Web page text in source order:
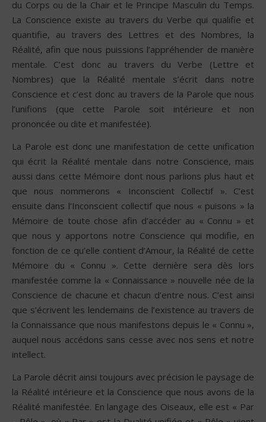
du Corps ou de la Chair et le Principe Masculin du Temps.
La Conscience existe au travers du Verbe qui qualifie et
quantifie, au travers des Lettres et des Nombres, la
Réalité, afin que nous puissions l’appréhender de manière
mentale. C’est donc au travers du Verbe (Lettre et
Nombres) que la Réalité mentale s’écrit dans notre
Conscience et c’est donc au travers de la Parole que nous
l’unifions (que cette Parole soit intérieure et non
prononcée ou dite et manifestée).
La Parole est donc une manifestation de cette unification
qui écrit la Réalité mentale dans notre Conscience, mais
aussi dans cette Mémoire dont nous parlions plus haut et
que nous nommerons « Inconscient Collectif ». C’est
ensuite dans l’Inconscient collectif que nous « puisons » la
Mémoire de toute chose afin d’accéder au « Connu » et
que nous y apportons notre Conscience qui modifie, en
fonction de ce qu’elle contient d’Amour, la Réalité de cette
Mémoire du « Connu ». Cette dernière sera dès lors
manifestée comme la « Connaissance » nouvelle née de la
Conscience de chacune et chacun d’entre nous. C’est ainsi
que s’écrivent les lendemains de l’existence au travers de
la Connaissance que nous manifestons depuis le « Connu »,
auquel nous accédons sans cesse avec nos sens et notre
intellect.
La Parole décrit ainsi toujours avec précision le paysage de
la Réalité intérieure et la Conscience que nous avons de la
Réalité manifestée. En langage des Oiseaux, elle est « Par